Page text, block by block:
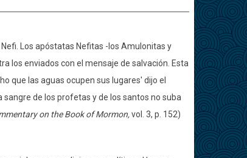
Los apóstatas Nefitas -los Amulonitas y
los enviados con el mensaje de salvación. Esta
que las aguas ocupen sus lugares' dijo el
de los profetas y de los santos no suba
on the Book of Mormon,vol. 3, p. 152)